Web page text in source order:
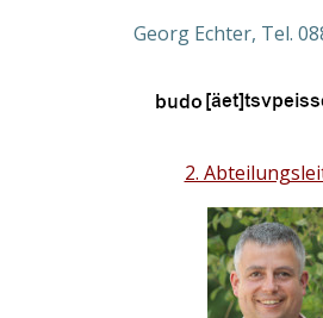
Georg Echter, Tel.
2.